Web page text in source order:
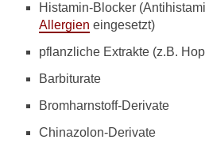
Histamin-Blocker
Allergien eingesetzt)
pflanzliche Extrakte (z.B.
Barbiturate
Bromharnstoff-Derivate
Chinazolon-Derivate
m
i
t
e
:
e